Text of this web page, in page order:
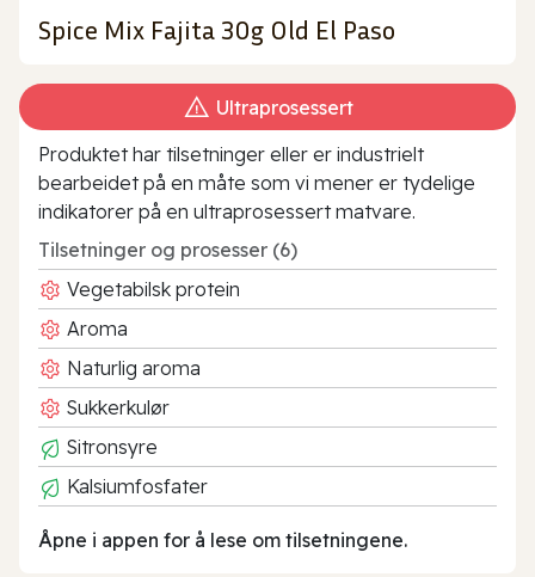
Spice Mix Fajita 30g Old El Paso
Ultraprosessert
Produktet har tilsetninger eller er industrielt
bearbeidet på en måte som vi mener er tydelige
indikatorer på en ultraprosessert matvare.
Tilsetninger og prosesser (6)
Vegetabilsk protein
Aroma
Naturlig aroma
Sukkerkulør
Sitronsyre
Kalsiumfosfater
Åpne i appen for å lese om tilsetningene.